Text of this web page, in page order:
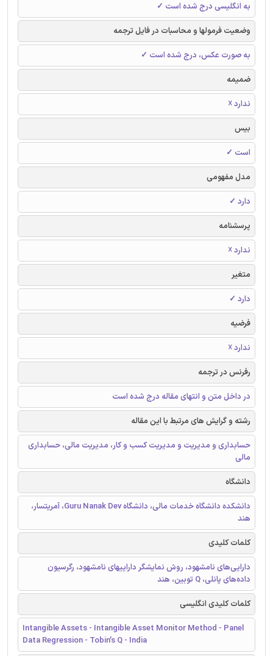
به انگلیسی درج شده است ✓
وضعیت فرمولها و محاسبات در فایل ترجمه
به صورت عکس، درج شده است ✓
ضمیمه
ندارد ☓
بیس
است ✓
مدل مفهومی
دارد ✓
پرسشنامه
ندارد ☓
متغیر
دارد ✓
فرضیه
ندارد ☓
رفرنس در ترجمه
در داخل متن و انتهای مقاله درج شده است
رشته و گرایش های مرتبط با این مقاله
حسابداری و مدیریت و مدیریت کسب و کار، مدیریت مالی، حسابداری
مالی
دانشگاه
دانشکده دانشگاه خدمات مالی، دانشگاه Guru Nanak Dev، آمریتسار،
هند
کلمات کلیدی
دارایی‌های نامشهود، روش نمایشگر داراییهای نامشهود، رگرسیون
داده‌های پانلی، Q توبین، هند
کلمات کلیدی انگلیسی
Intangible Assets - Intangible Asset Monitor Method - Panel
Data Regression - Tobin’s Q - India